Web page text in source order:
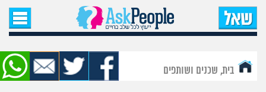
עמוד הבית
שאל שאלה
שאלות חדשות
בית, שכנים ושותפים